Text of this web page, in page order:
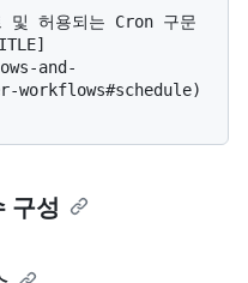
and-
구성